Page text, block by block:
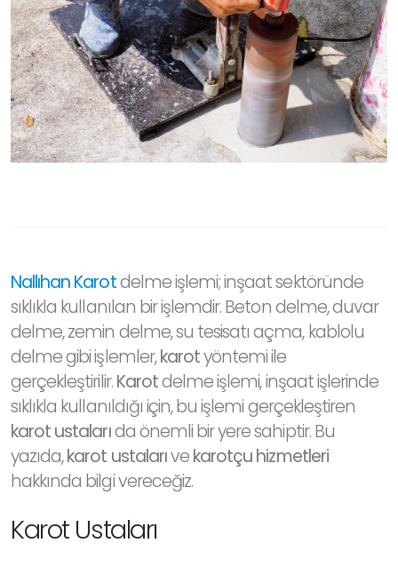
Nallıhan Karotdelme işlemi; inşaat sektöründe
sıklıkla kullanılan bir işlemdir. Beton delme, duvar
delme, zemin delme, su tesisatı açma, kablolu
delme gibi işlemler,karotyöntemi ile
gerçekleştirilir.Karotdelme işlemi, inşaat işlerinde
sıklıkla kullanıldığı için, bu işlemi gerçekleştiren
karot ustalarıda önemli bir yere sahiptir. Bu
yazıda,karot ustalarıvekarotçu hizmetleri
hakkında bilgi vereceğiz.
Karot Ustaları